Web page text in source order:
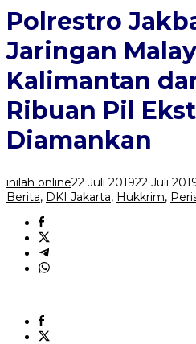
Ungkap
Jaringan
Malaysia,
Kalimantan
dan
Jakarta,
Ribuan
Pil
Ekstasi
Diamankan
Polrestro
Jaringan
Kalimantan
Ribuan Pil
Diamankan
inilah online22 Juli 201922 Juli
Berita, DKI Jakarta, Hukkrim,